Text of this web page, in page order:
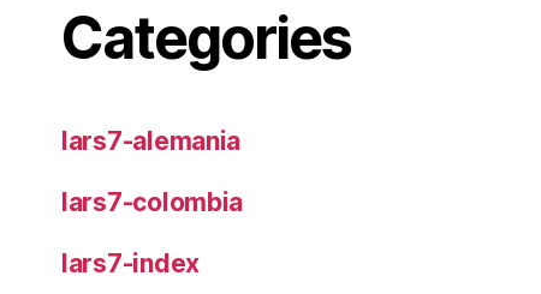
Categories
lars7-alemania
lars7-colombia
lars7-index